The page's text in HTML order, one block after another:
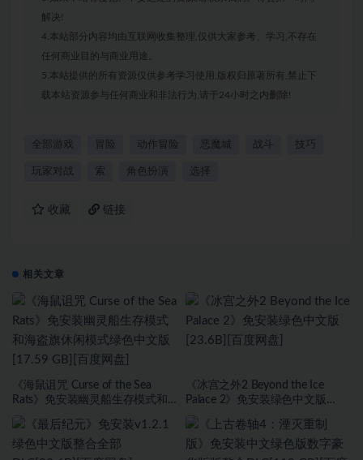
解决!
4.本站部分内容均由互联网收集整理,仅供大家参考、学习,不存在
任何商业目的与商业用途。
5.本站提供的所有资源仅供参考学习使用,版权归原著所有,禁止下
载本站资源参与任何商业和非法行为,请于24小时之内删除!
全部游戏 冒险 动作冒险 恶魔城 战斗 技巧
玩家对战 索 角色扮演 选择
收藏 链接
相关文章
《海鼠诅咒 Curse of the Sea
Rats》免安装幽灵船生存模式和
GB][百度网盘]
《冰宫之外2 Beyond the Ice
Palace 2》免安装绿色中文版